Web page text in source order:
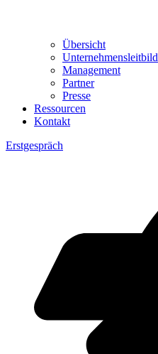
Übersicht
Unternehmensleitbild
Management
Partner
Presse
Ressourcen
Kontakt
Erstgespräch